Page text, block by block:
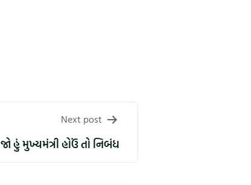
Next post
જો હું મુખ્યમંત્રી હોઉં તો નિબંધ